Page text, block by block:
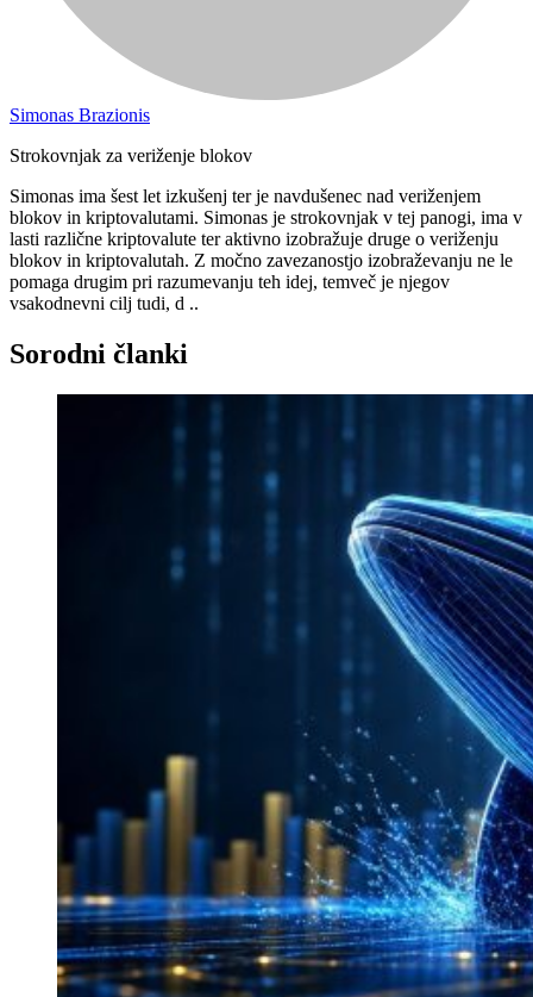
Simonas Brazionis
Strokovnjak za veriženje blokov
Simonas ima šest let izkušenj ter je navdušenec nad veriženjem
blokov in kriptovalutami. Simonas je strokovnjak v tej panogi, ima v
lasti različne kriptovalute ter aktivno izobražuje druge o veriženju
blokov in kriptovalutah. Z močno zavezanostjo izobraževanju ne le
pomaga drugim pri razumevanju teh idej, temveč je njegov
vsakodnevni cilj tudi, d ..
Sorodni članki